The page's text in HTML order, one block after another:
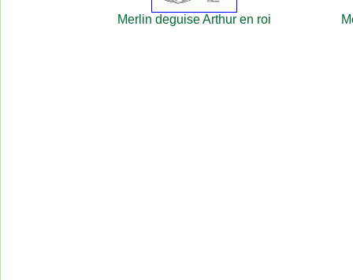
Merlin deguise Arthur en roi